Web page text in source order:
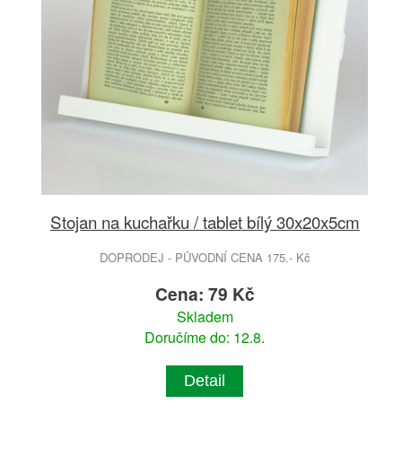
Stojan na kuchařku / tablet bílý 30x20x5cm
DOPRODEJ - PŮVODNÍ CENA 175.- Kč
Cena: 79 Kč
Skladem
Doručíme do: 12.8.
Detail